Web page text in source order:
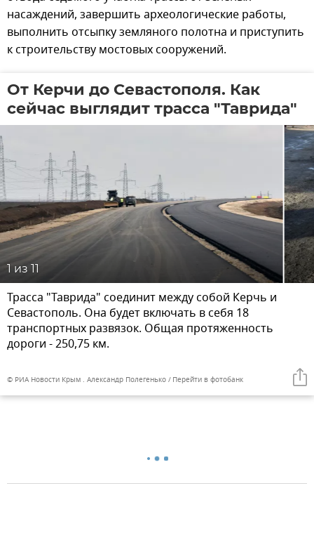
насаждений, завершить археологические работы,
выполнить отсыпку земляного полотна и приступить
к строительству мостовых сооружений.
От Керчи до Севастополя. Как
сейчас выглядит трасса "Таврида"
1 из 11
Трасса "Таврида" соединит между собой Керчь и
Севастополь. Она будет включать в себя 18
транспортных развязок. Общая протяженность
дороги - 250,75 км.
© РИА Новости Крым . Александр Полегенько Перейти в фотобанк